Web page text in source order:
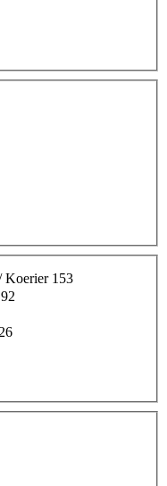
Koerier 153
92